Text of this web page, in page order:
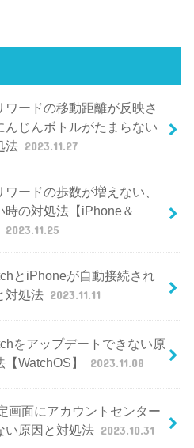
ワードの移動距離が反映さ
んじんボトルがたまらない
法 2023.11.27
ワードの歩数が増えない、
時の対処法【iPhone＆
2023.11.25
とiPhoneが自動接続され
対処法 2023.11.11
をアップデートできない原
【WatchOS】
2023.11.08
画面にアカウントセンター
い原因と対処法 2023.10.31